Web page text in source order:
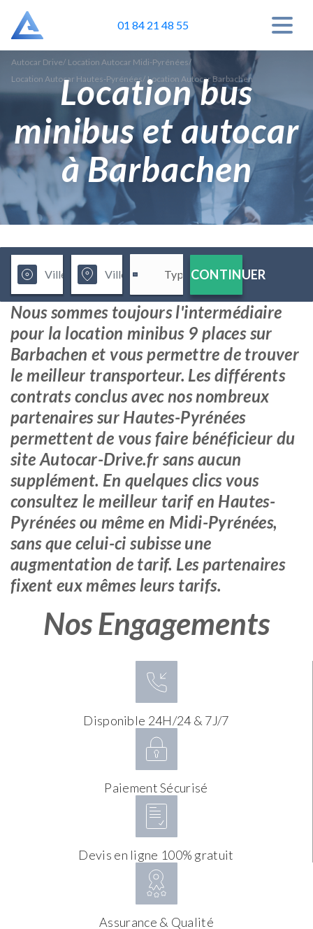
01 84 21 48 55
Autocar Drive/ Location Autocar Midi-Pyrénées/
Location Autocar Hautes-Pyrénées/ Location Autocar Barbachen
Location bus
minibus et autocar
à Barbachen
CONTINUER
Nous sommes toujours l'intermédiaire
pour la location minibus 9 places sur
Barbachen et vous permettre de trouver
le meilleur transporteur. Les différents
contrats conclus avec nos nombreux
partenaires sur Hautes-Pyrénées
permettent de vous faire bénéficieur du
site Autocar-Drive.fr sans aucun
supplément. En quelques clics vous
consultez le meilleur tarif en Hautes-
Pyrénées ou même en Midi-Pyrénées,
sans que celui-ci subisse une
augmentation de tarif. Les partenaires
fixent eux mêmes leurs tarifs.
Nos Engagements
Disponible 24H/24 & 7J/7
Paiement Sécurisé
Devis en ligne 100% gratuit
Assurance & Qualité